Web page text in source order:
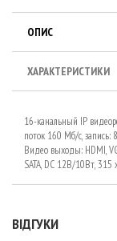
ОПИС
ХАРАКТЕРИСТИКИ
16-канальный IP
поток 160 Мб/с,
Видео выходы: HDMI,
SATA, DC 12В/10Вт,
ВІДГУКИ